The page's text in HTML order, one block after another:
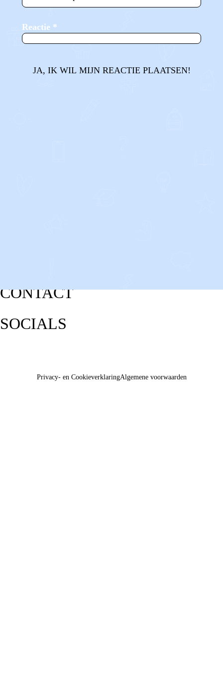
Reactie *
JA, IK WIL MIJN REACTIE PLAATSEN!
CONTACT
SOCIALS
Privacy- en CookieverklaringAlgemene voorwaarden